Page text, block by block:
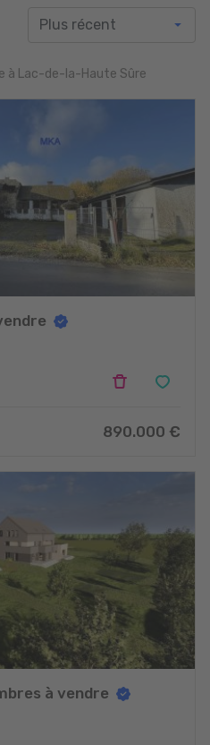
à Lac-de-la-Haute Sûre
890.000 €
à vendre